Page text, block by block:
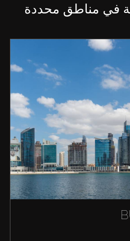
في مناطق محددة